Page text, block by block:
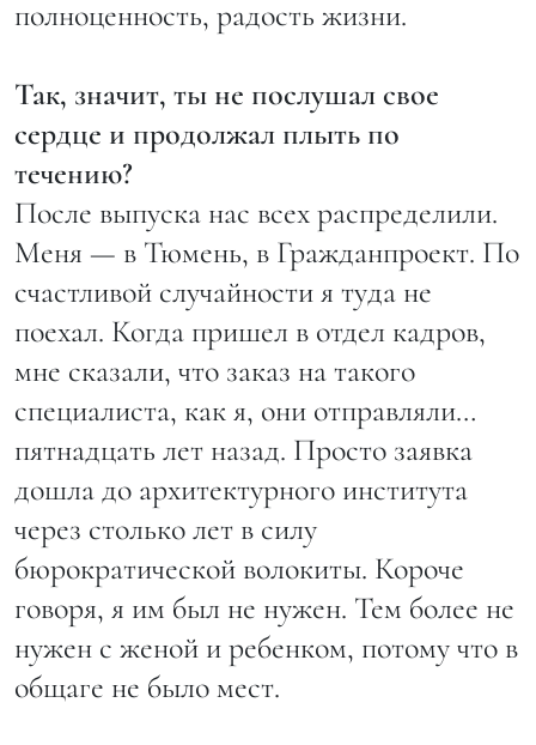
полноценность, радость жизни.
Так, значит, ты не послушал свое
сердце и продолжал плыть по
течению?
После выпуска нас всех распределили.
Меня — в Тюмень, в Гражданпроект. По
счастливой случайности я туда не
поехал. Когда пришел в отдел кадров,
мне сказали, что заказ на такого
специалиста, как я, они отправляли…
пятнадцать лет назад. Просто заявка
дошла до архитектурного института
через столько лет в силу
бюрократической волокиты. Короче
говоря, я им был не нужен. Тем более не
нужен с женой и ребенком, потому что в
общаге не было мест.